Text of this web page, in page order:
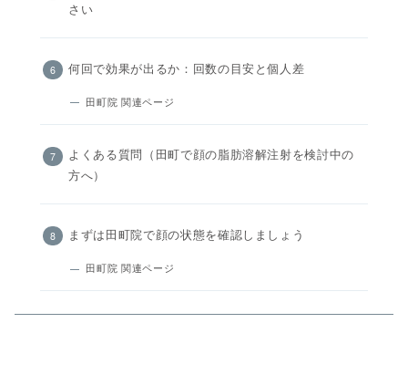
さい
何回で効果が出るか：回数の目安と個人差
田町院 関連ページ
よくある質問（田町で顔の脂肪溶解注射を検討中の
方へ）
まずは田町院で顔の状態を確認しましょう
田町院 関連ページ